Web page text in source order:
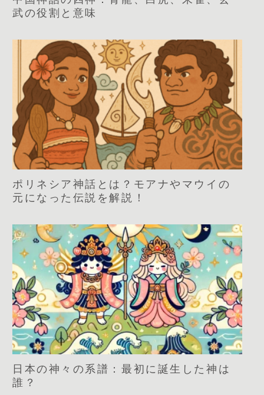
武の役割と意味
ポリネシア神話とは？モアナやマウイの
元になった伝説を解説！
日本の神々の系譜：最初に誕生した神は
誰？